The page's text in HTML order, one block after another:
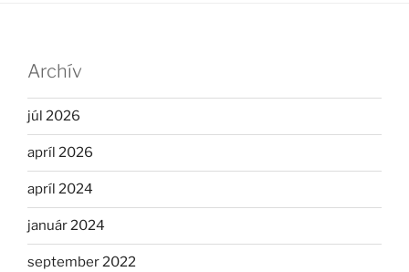
Archív
júl 2026
apríl 2026
apríl 2024
január 2024
september 2022